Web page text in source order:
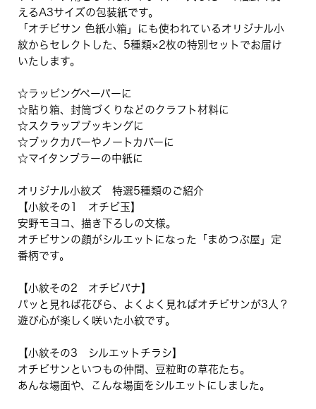
えるA3サイズの包装紙です。
「オチビサン 色紙小箱」にも使われているオリジナル小
紋からセレクトした、5種類×2枚の特別セットでお届け
いたします。
☆ラッピングペーパーに
☆貼り箱、封筒づくりなどのクラフト材料に
☆スクラップブッキングに
☆ブックカバーやノートカバーに
☆マイタンブラーの中紙に
オリジナル小紋ズ 特選5種類のご紹介
【小紋その1 オチビ玉】
安野モヨコ、描き下ろしの文様。
オチビサンの顔がシルエットになった「まめつぶ屋」定
番柄です。
【小紋その2 オチビバナ】
パッと見れば花びら、よくよく見ればオチビサンが3人？
遊び心が楽しく咲いた小紋です。
【小紋その3 シルエットチラシ】
オチビサンといつもの仲間、豆粒町の草花たち。
あんな場面や、こんな場面をシルエットにしました。